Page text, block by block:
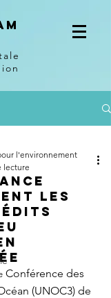
les
l'environnement
lecture
Conférence des
(UNOC3) de